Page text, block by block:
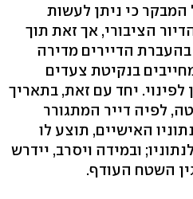
כי ניתן לעשות
הציבורי, אך זאת תוך
הדיירים מדירה
בנקיטת צעדים
יחד עם זאת, בתאריך
לפיה דייר המתגורר
האישיים, תוצע לו
ובמידה ויסרב, יידרש
השטח העודף.